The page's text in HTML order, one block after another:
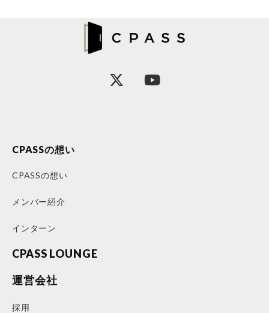
CPASSの想い
CPASSの想い
メンバー紹介
インターン
CPASS LOUNGE
運営会社
採用